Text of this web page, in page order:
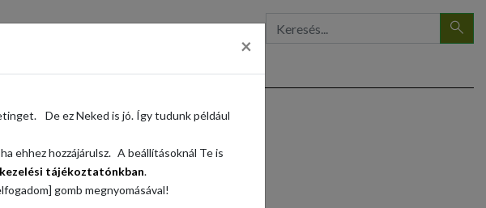
×
De ez Neked is jó. Így tudunk például
ehhez hozzájárulsz. A beállításoknál Te is
tájékoztatónkban.
gomb megnyomásával!